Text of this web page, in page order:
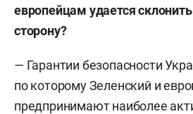
европейцам удается
сторону?
— Гарантии безопасности
по которому Зеленский и
предпринимают наиболее